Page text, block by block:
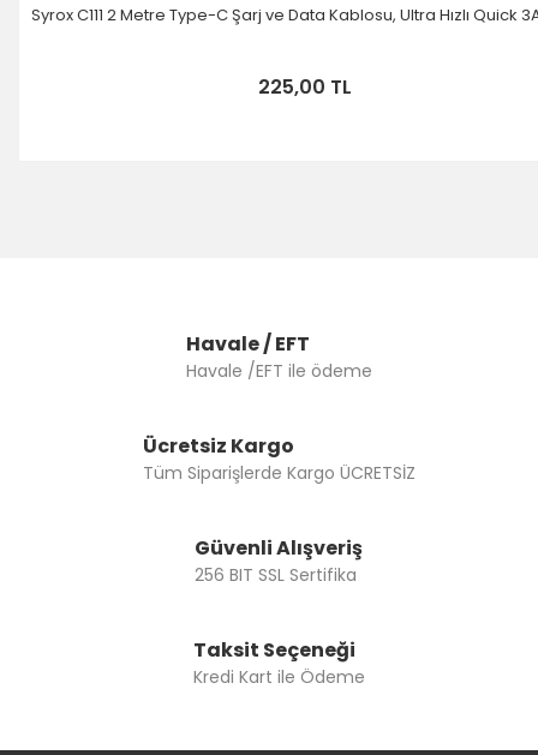
Syrox C111 2 Metre Type-C Şarj ve Data Kablosu, Ultra Hızlı Quick
225,00 TL
Havale / EFT
Havale /EFT ile ödeme
Ücretsiz Kargo
Tüm Siparişlerde Kargo ÜCRETSİZ
Güvenli Alışveriş
256 BIT SSL Sertifika
Taksit Seçeneği
Kredi Kart ile Ödeme